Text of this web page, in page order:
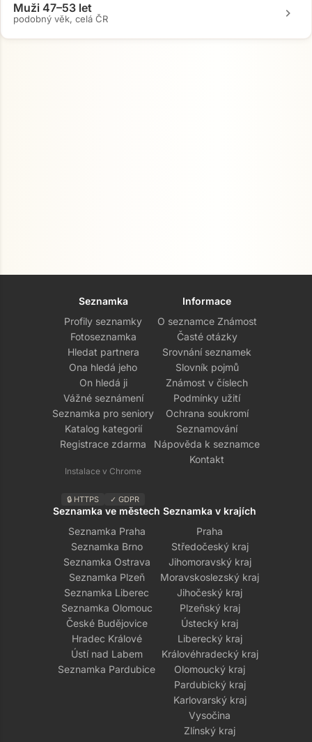
Muži 47–53 let
podobný věk, celá ČR chevron_right
Seznamka
Profily seznamky
Fotoseznamka
Hledat partnera
Ona hledá jeho
On hledá ji
Vážné seznámení
Seznamka pro seniory
Katalog kategorií
Registrace zdarma
Instalace v Chrome
🔒 HTTPS ✓ GDPR
Informace
O seznamce Známost
Časté otázky
Srovnání seznamek
Slovník pojmů
Známost v číslech
Podmínky užití
Ochrana soukromí
Seznamování
Nápověda k seznamce
Kontakt
Seznamka ve městech
Seznamka Praha
Seznamka Brno
Seznamka Ostrava
Seznamka Plzeň
Seznamka Liberec
Seznamka Olomouc
České Budějovice
Hradec Králové
Ústí nad Labem
Seznamka Pardubice
Seznamka v krajích
Praha
Středočeský kraj
Jihomoravský kraj
Moravskoslezský kraj
Jihočeský kraj
Plzeňský kraj
Ústecký kraj
Liberecký kraj
Královéhradecký kraj
Olomoucký kraj
Pardubický kraj
Karlovarský kraj
Vysočina
Zlínský kraj